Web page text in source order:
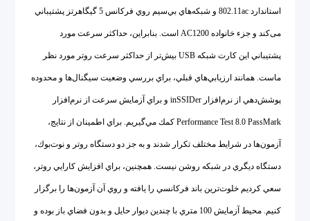
استاندارد 802.11ac و شبكه‌هاي بي‌سيم روي فركانس 5 گيگاهرتز پشتيباني
می‌کند و جزء خانواده AC1200 است. بنابراين، حداكثر سرعت مورد
پشتيباني اين كارت شبكه USB بيش‌تر از حداكثر سرعت روتر مورد نظر
ماست. همانند ارزيابي‌هاي قبلي، براي بررسي وضعيت سيگنال‌ها و محدوده
پوشش‌دهي از نرم‌افزار inSSIDer و براي آزمايش سرعت از نرم‌افزار
Performance Test 8.0 PassMark كمك مي‌گيريم. براي اطمينان از نتايج،
آزمون‌ها در شرايط مختلف تكرار شدند و به جز دو دستگاه روتر و نوت‌بوك،
دستگاه ديگري در شبكه روشن نيست. همچنين، براي افزايش كارايي روتر،
سعي كرديم خلوت‌ترين باند فركانسي را يافته و روي آن آزمون‌ها را برگزار
كنيم. محيط آزمايش 100 متري با چندين ديوار حایل و بدون فضاي باز بوده و